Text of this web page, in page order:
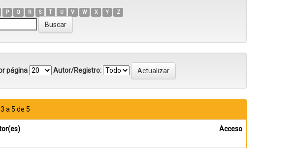
P Q R S T U V W X Y Z
página Autor/Registro:
a 5 de 5
Acceso